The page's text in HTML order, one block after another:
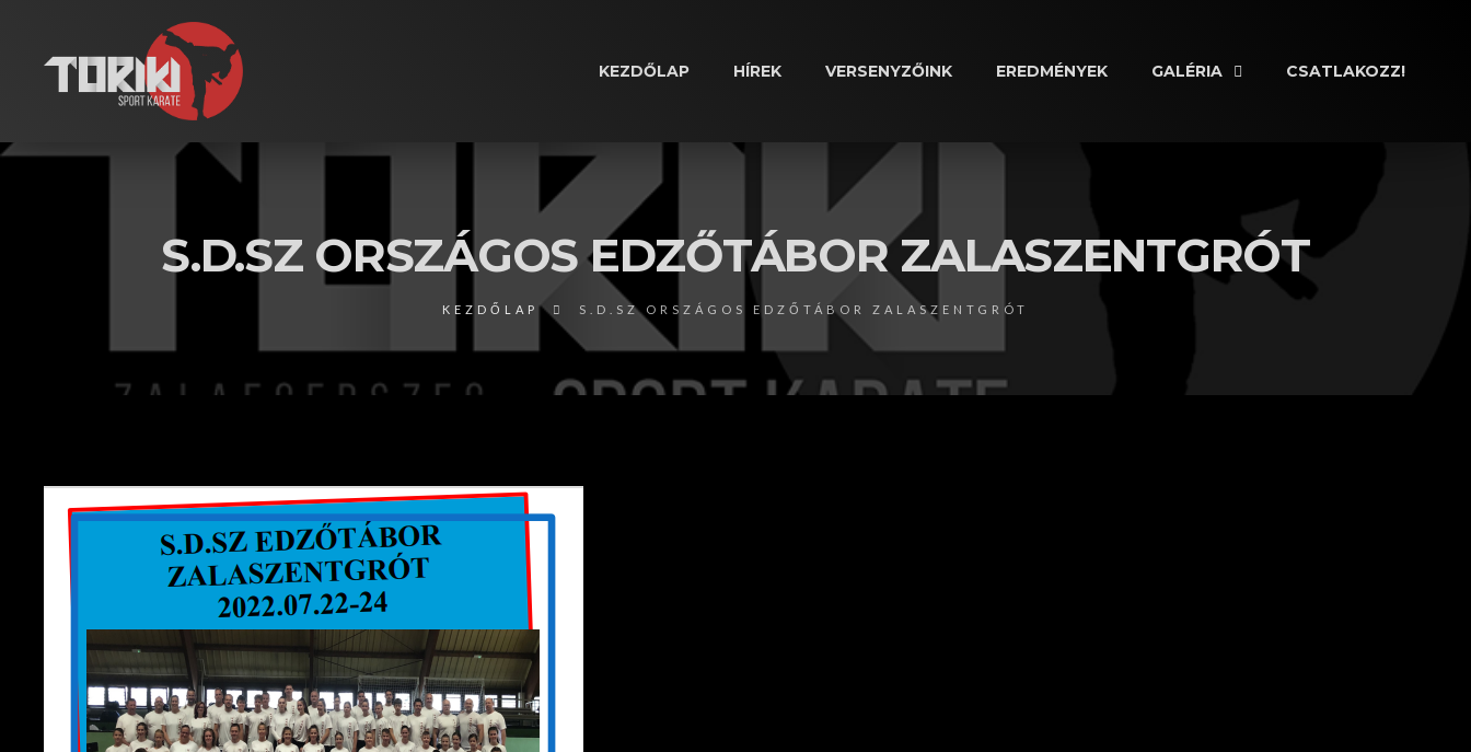
KEZDŐLAP HÍREK VERSENYZŐINK EREDMÉNYEK GALÉRIA CSATLAKOZZ!
S.D.SZ ORSZÁGOS EDZŐTÁBOR ZALASZENTGRÓT
KEZDŐLAP S.D.SZ ORSZÁGOS EDZŐTÁBOR ZALASZENTGRÓT